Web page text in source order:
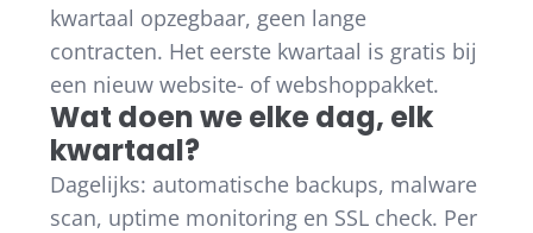
kwartaal opzegbaar, geen lange
contracten. Het eerste kwartaal is gratis bij
een nieuw website- of webshoppakket.
Wat doen we elke dag, elk
kwartaal?
Dagelijks: automatische backups, malware
scan, uptime monitoring en SSL check. Per